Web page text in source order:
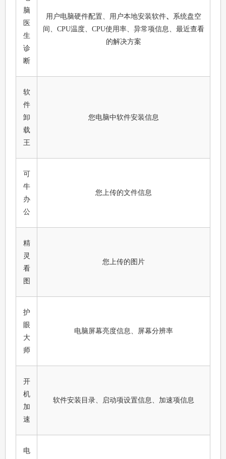
脑
医
生
诊
断
用户电脑硬件配置、用户本地安装软件、 系统盘空
间、CPU温度、CPU使用率、异常项信息、最近查看
的解决方案
软
件
卸
载
王
您电脑中软件安装信息
可
牛
办
公
您上传的文件信息
精
灵
看
图
您上传的图片
护
眼
大
师
电脑屏幕亮度信息、屏幕分辨率
开
机
加
速
软件安装目录、启动项设置信息、加速项信息
电